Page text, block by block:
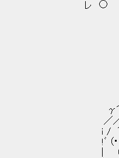
レ ○
ノ´⌒
γ⌒´
／／"⌒⌒ゝ､
ｉ / ⌒
!ﾞ （･ )｀ ´（
| （_人